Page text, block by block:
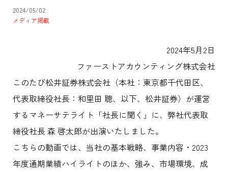
2024/05/02
メディア掲載
2024年5月2日
ファーストアカウンティング株式会社
このたび松井証券株式会社（本社：東京都千代田区、
代表取締役社長：和里田 聰、以下、松井証券）が運営
するマネーサテライト「社長に聞く」に、弊社代表取
締役社長 森 啓太郎が出演いたしました。
こちらの動画では、当社の基本戦略、事業内容・2023
年度通期業績ハイライトのほか、強み、市場環境、成